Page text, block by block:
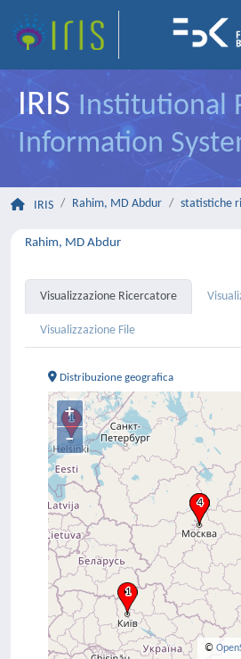
IRIS Institutional
Information
IRIS Rahim, MD Abdur statistiche
Rahim, MD Abdur
Visualizzazione Ricercatore
Visualizzazione File
Distribuzione geografica
+
–
©